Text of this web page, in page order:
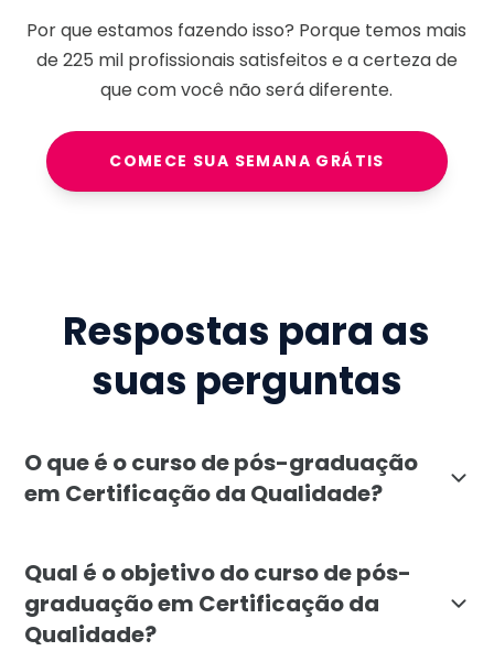
Por que estamos fazendo isso? Porque temos mais
de225 milprofissionais satisfeitos e a certeza de
que com você não será diferente.
COMECE SUA SEMANA GRÁTIS
Respostas para as
suas perguntas
O que é o curso de pós-graduação
em Certificação da Qualidade?
Qual é o objetivo do curso de pós-
graduação em Certificação da
Qualidade?